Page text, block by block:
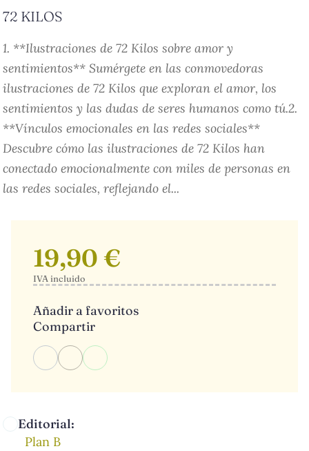
72 KILOS
1. **Ilustraciones de 72 Kilos sobre amor y
sentimientos** Sumérgete en las conmovedoras
ilustraciones de 72 Kilos que exploran el amor, los
sentimientos y las dudas de seres humanos como tú.2.
**Vínculos emocionales en las redes sociales**
Descubre cómo las ilustraciones de 72 Kilos han
conectado emocionalmente con miles de personas en
las redes sociales, reflejando el...
Editorial:
Plan B
19,90 €
IVA incluido
Añadir a favoritos
Compartir